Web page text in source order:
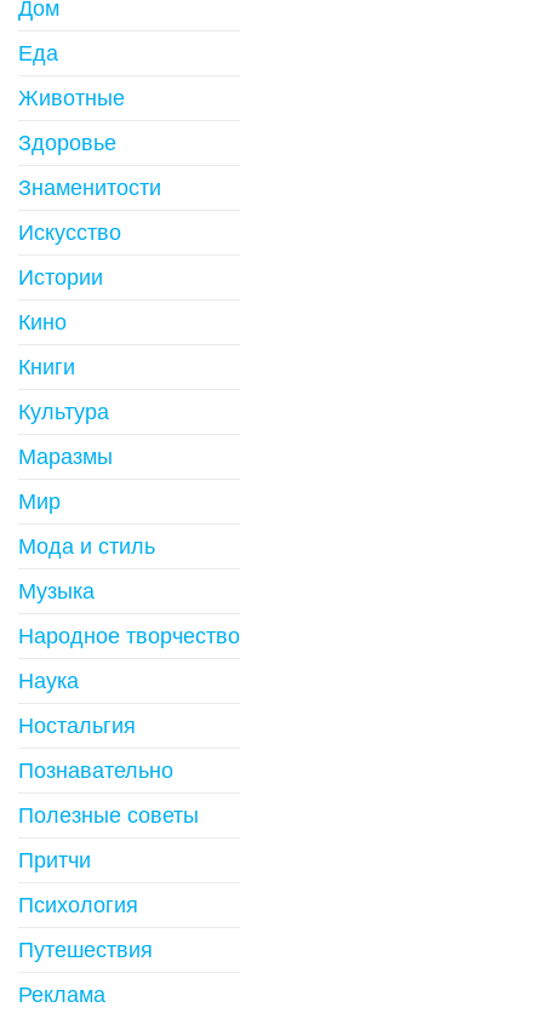
Дом
Еда
Животные
Здоровье
Знаменитости
Искусство
Истории
Кино
Книги
Культура
Маразмы
Мир
Мода и стиль
Музыка
Народное творчество
Наука
Ностальгия
Познавательно
Полезные советы
Притчи
Психология
Путешествия
Реклама